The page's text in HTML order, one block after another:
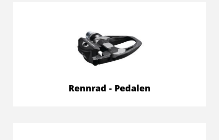
Rennrad - Pedalen